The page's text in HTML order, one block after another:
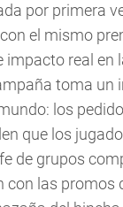
por primera
el mismo
impacto real en
toma un
los
que los
de grupos
con las promos